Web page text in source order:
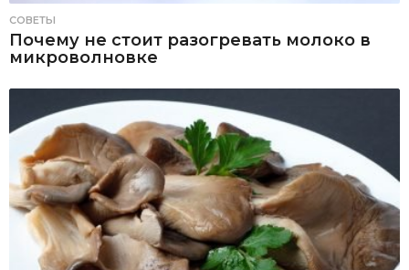
СОВЕТЫ
Почему не стоит разогревать молоко в
микроволновке